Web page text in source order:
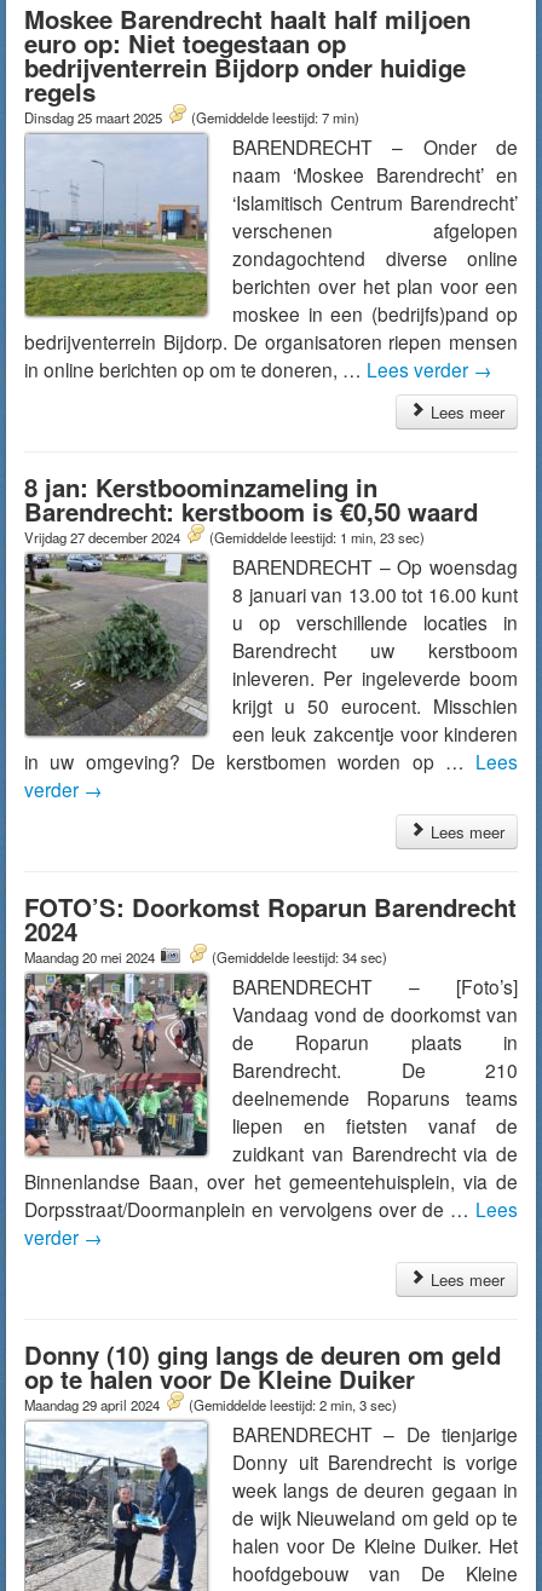
Moskee Barendrecht haalt half miljoen
euro op: Niet toegestaan op
bedrijventerrein Bijdorp onder huidige
regels
Dinsdag 25 maart 2025 (Gemiddelde leestijd: 7 min)
BARENDRECHT – Onder de
naam ‘Moskee Barendrecht’ en
‘Islamitisch Centrum Barendrecht’
verschenen afgelopen
zondagochtend diverse online
berichten over het plan voor een
moskee in een (bedrijfs)pand op
bedrijventerrein Bijdorp. De organisatoren riepen mensen
in online berichten op om te doneren, … Lees verder →
Lees meer
8 jan: Kerstboominzameling in
Barendrecht: kerstboom is €0,50 waard
Vrijdag 27 december 2024 (Gemiddelde leestijd: 1 min, 23 sec)
BARENDRECHT – Op woensdag
8 januari van 13.00 tot 16.00 kunt
u op verschillende locaties in
Barendrecht uw kerstboom
inleveren. Per ingeleverde boom
krijgt u 50 eurocent. Misschien
een leuk zakcentje voor kinderen
in uw omgeving? De kerstbomen worden op … Lees
verder →
Lees meer
FOTO’S: Doorkomst Roparun Barendrecht
2024
Maandag 20 mei 2024 (Gemiddelde leestijd: 34 sec)
BARENDRECHT – [Foto’s]
Vandaag vond de doorkomst van
de Roparun plaats in
Barendrecht. De 210
deelnemende Roparuns teams
liepen en fietsten vanaf de
zuidkant van Barendrecht via de
Binnenlandse Baan, over het gemeentehuisplein, via de
Dorpsstraat/Doormanplein en vervolgens over de … Lees
verder →
Lees meer
Donny (10) ging langs de deuren om geld
op te halen voor De Kleine Duiker
Maandag 29 april 2024 (Gemiddelde leestijd: 2 min, 3 sec)
BARENDRECHT – De tienjarige
Donny uit Barendrecht is vorige
week langs de deuren gegaan in
de wijk Nieuweland om geld op te
halen voor De Kleine Duiker. Het
hoofdgebouw van De Kleine